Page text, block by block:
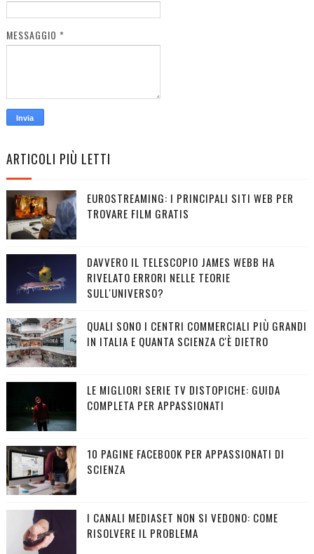
MESSAGGIO *
ARTICOLI PIÙ LETTI
EUROSTREAMING: I PRINCIPALI SITI WEB PER
TROVARE FILM GRATIS
DAVVERO IL TELESCOPIO JAMES WEBB HA
RIVELATO ERRORI NELLE TEORIE
SULL'UNIVERSO?
QUALI SONO I CENTRI COMMERCIALI PIÙ GRANDI
IN ITALIA E QUANTA SCIENZA C'È DIETRO
LE MIGLIORI SERIE TV DISTOPICHE: GUIDA
COMPLETA PER APPASSIONATI
10 PAGINE FACEBOOK PER APPASSIONATI DI
SCIENZA
I CANALI MEDIASET NON SI VEDONO: COME
RISOLVERE IL PROBLEMA